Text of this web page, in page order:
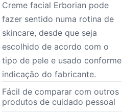
Creme facial Erborian pode
fazer sentido numa rotina de
skincare, desde que seja
escolhido de acordo com o
tipo de pele e usado conforme
indicação do fabricante.
Fácil de comparar com outros
produtos de cuidado pessoal